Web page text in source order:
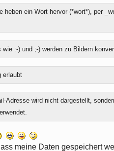
heben ein Wort hervor (*wort*), per
:-) und ;-) werden zu Bildern
erlaubt
Adresse wird nicht dargestellt,
meine Daten gespeichert